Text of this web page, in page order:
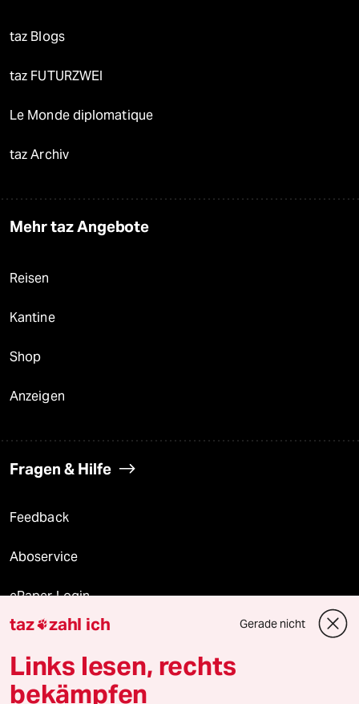
taz Blogs
taz FUTURZWEI
Le Monde diplomatique
taz Archiv
Mehr taz Angebote
Reisen
Kantine
Shop
Anzeigen
Fragen & Hilfe
Feedback
Aboservice
ePaper Login
Downloads für Abonnierende
taz zahl ich Gerade nicht
Links lesen, rechts
bekämpfen